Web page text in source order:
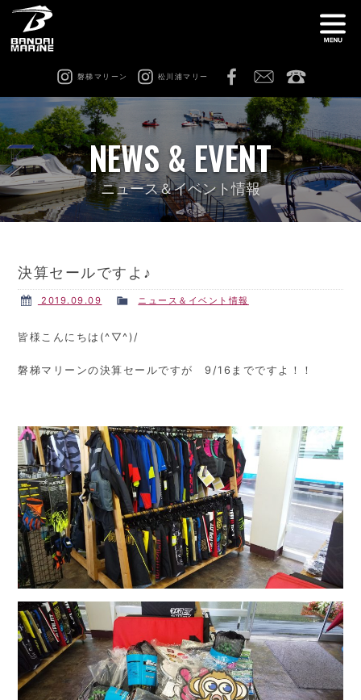
磐梯マリーン 松川浦マリー
船舶免許教室 在庫情報
レンタル 猪苗代ビーチサイドマリーナ
修理 & カスタム
NEWS & EVENT
ニュース＆イベント情報
決算セールですよ♪
2019.09.09 ニュース＆イベント情報
皆様こんにちは(^▽^)/
磐梯マリーンの決算セールですが 9/16までですよ！！